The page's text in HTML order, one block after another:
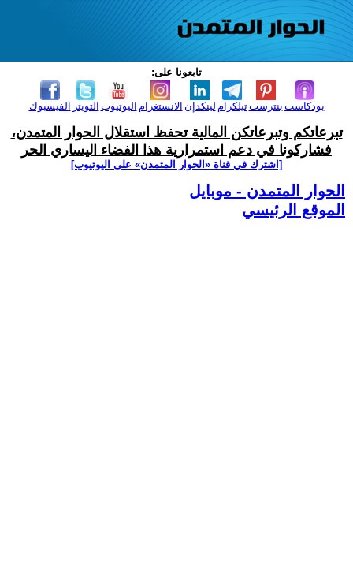
تابعونا على:
الفيسبوك التويتر اليوتيوب الانستغرام لينكدإن تيلكرامبنترست بودكاست
تبرعاتكم وتبرعاتكن المالية تحفظ استقلال الحوار المتمدن،
فشاركونا في دعم استمرارية هذا الفضاء اليساري الحر
[اشترك في قناة ‫«الحوار المتمدن» على اليوتيوب]
الحوار المتمدن - موبايل
الموقع الرئيسي